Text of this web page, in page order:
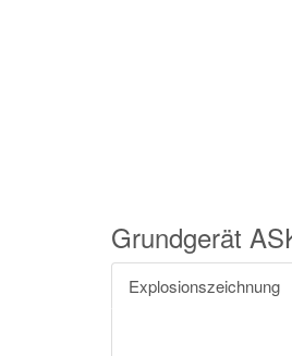
Grundgerät
Explosionszeichnung